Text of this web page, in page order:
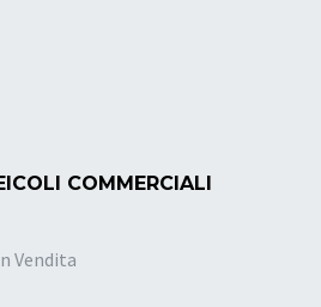
COMMERCIALI
Vendita